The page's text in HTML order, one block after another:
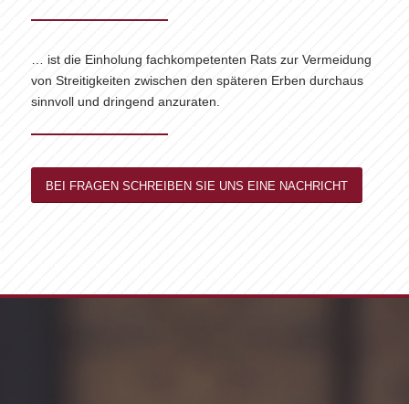
… ist die Einholung fachkompetenten Rats zur Vermeidung
von Streitigkeiten zwischen den späteren Erben durchaus
sinnvoll und dringend anzuraten.
BEI FRAGEN SCHREIBEN SIE UNS EINE NACHRICHT